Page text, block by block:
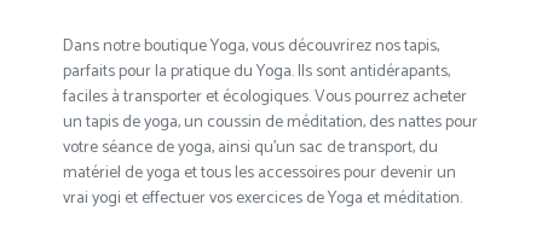
Dans notre boutique Yoga, vous découvrirez nos tapis,
parfaits pour la pratique du Yoga. Ils sont antidérapants,
faciles à transporter et écologiques. Vous pourrez acheter
un tapis de yoga, un coussin de méditation, des nattes pour
votre séance de yoga, ainsi qu'un sac de transport, du
matériel de yoga et tous les accessoires pour devenir un
vrai yogi et effectuer vos exercices de Yoga et méditation.